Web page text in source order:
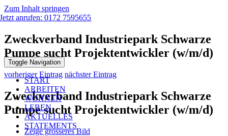
Zum Inhalt springen
Jetzt anrufen: 0172 7595655
Toggle Navigation
START
ARBEITEN
WOHNEN
LEBEN
AKTUELLES
STATEMENTS
Zweckverband Industriepark Schwarze
Pumpe sucht Projektentwickler (w/m/d)
vorheriger Eintrag nächster Eintrag
Zweckverband Industriepark Schwarze
Pumpe sucht Projektentwickler (w/m/d)
Zeige grösseres Bild